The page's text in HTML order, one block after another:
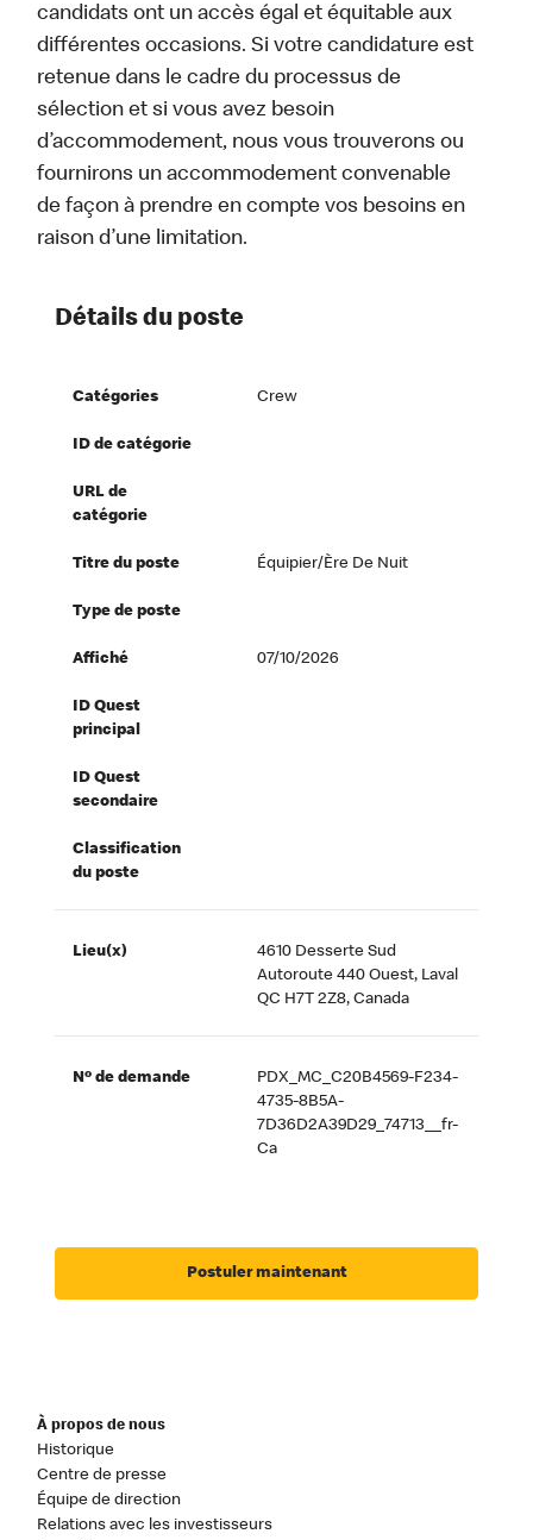
candidats ont un accès égal et équitable aux
différentes occasions. Si votre candidature est
retenue dans le cadre du processus de
sélection et si vous avez besoin
d’accommodement, nous vous trouverons ou
fournirons un accommodement convenable
de façon à prendre en compte vos besoins en
raison d’une limitation.
Détails du poste
Catégories Crew
ID de catégorie
URL de
catégorie
Titre du poste Équipier/ère De Nuit
Type de poste
Affiché 07/10/2026
ID Quest
principal
ID Quest
secondaire
Classification
du poste
Lieu(x)
4610 Desserte Sud
Autoroute 440 Ouest, Laval
QC H7T 2Z8, Canada
Nº de demande
PDX_MC_C20B4569-F234-
4735-8B5A-
7D36D2A39D29_74713__fr-
Ca
Postuler maintenant
À propos de nous
Historique
Centre de presse
Équipe de direction
Relations avec les investisseurs